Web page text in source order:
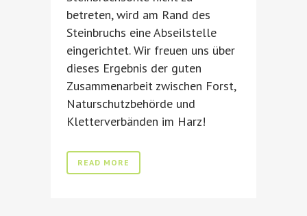
betreten, wird am Rand des
Steinbruchs eine Abseilstelle
eingerichtet. Wir freuen uns über
dieses Ergebnis der guten
Zusammenarbeit zwischen Forst,
Naturschutzbehörde und
Kletterverbänden im Harz!
READ MORE